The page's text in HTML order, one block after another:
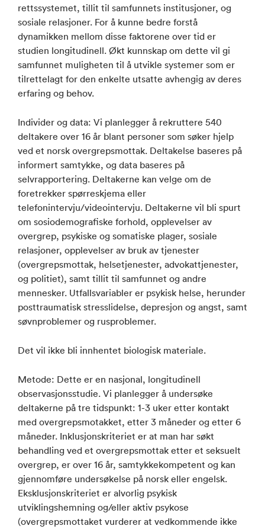
rettssystemet, tillit til samfunnets institusjoner, og
sosiale relasjoner. For å kunne bedre forstå
dynamikken mellom disse faktorene over tid er
studien longitudinell. Økt kunnskap om dette vil gi
samfunnet muligheten til å utvikle systemer som er
tilrettelagt for den enkelte utsatte avhengig av deres
erfaring og behov.
Individer og data: Vi planlegger å rekruttere 540
deltakere over 16 år blant personer som søker hjelp
ved et norsk overgrepsmottak. Deltakelse baseres på
informert samtykke, og data baseres på
selvrapportering. Deltakerne kan velge om de
foretrekker spørreskjema eller
telefonintervju/videointervju. Deltakerne vil bli spurt
om sosiodemografiske forhold, opplevelser av
overgrep, psykiske og somatiske plager, sosiale
relasjoner, opplevelser av bruk av tjenester
(overgrepsmottak, helsetjenester, advokattjenester,
og politiet), samt tillit til samfunnet og andre
mennesker. Utfallsvariabler er psykisk helse, herunder
posttraumatisk stresslidelse, depresjon og angst, samt
søvnproblemer og rusproblemer.
Det vil ikke bli innhentet biologisk materiale.
Metode: Dette er en nasjonal, longitudinell
observasjonsstudie. Vi planlegger å undersøke
deltakerne på tre tidspunkt: 1-3 uker etter kontakt
med overgrepsmotakket, etter 3 måneder og etter 6
måneder. Inklusjonskriteriet er at man har søkt
behandling ved et overgrepsmottak etter et seksuelt
overgrep, er over 16 år, samtykkekompetent og kan
gjennomføre undersøkelse på norsk eller engelsk.
Eksklusjonskriteriet er alvorlig psykisk
utviklingshemning og/eller aktiv psykose
(overgrepsmottaket vurderer at vedkommende ikke